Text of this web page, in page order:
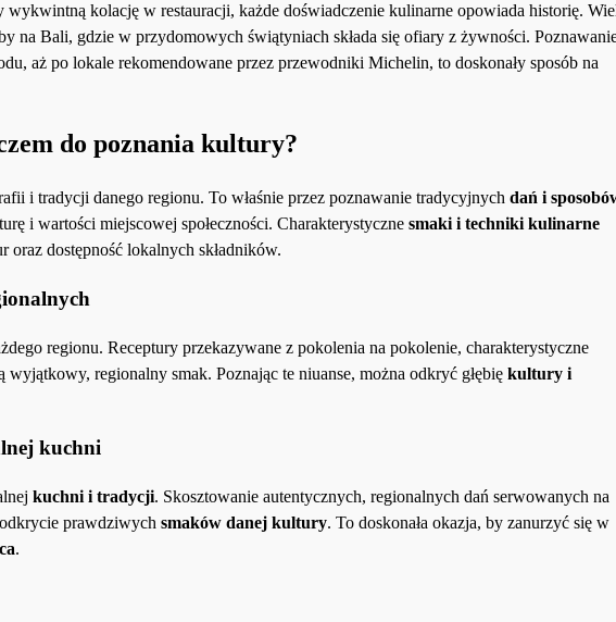
kolację w restauracji, każde doświadczenie kulinarne opowiada historię.
na Bali, gdzie w przydomowych świątyniach składa się ofiary z żywności.
aż po lokale rekomendowane przez przewodniki Michelin, to doskonały sposób na
do poznania kultury?
i tradycji danego regionu. To właśnie przez poznawanie tradycyjnych dań i
i wartości miejscowej społeczności. Charakterystyczne smaki i techniki kulinarne
oraz dostępność lokalnych składników.
regionu. Receptury przekazywane z pokolenia na pokolenie, charakterystyczne
wyjątkowy, regionalny smak. Poznając te niuanse, można odkryć głębię kultury i
kuchni
kuchni i tradycji. Skosztowanie autentycznych, regionalnych dań serwowanych na
prawdziwych smaków danej kultury. To doskonała okazja, by zanurzyć się w
.